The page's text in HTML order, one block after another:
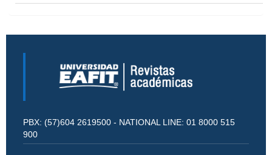
PBX: (57)604 2619500 - NATIONAL LINE: 01 8000 515
900